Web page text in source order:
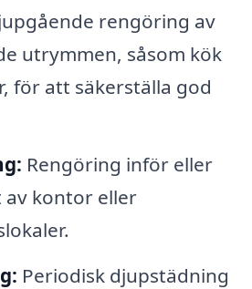
rengöring av
utrymmen, såsom kök
för att säkerställa god
Rengöring inför eller
kontor eller
Periodisk djupstädning